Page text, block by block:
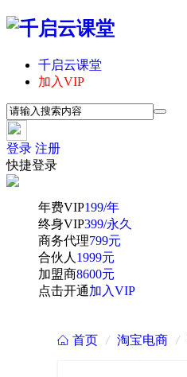
千启云课堂
加入VIP
登录 注册
快捷登录
年费VIP199/年
终身VIP399/永久
商务代理799元
合伙人 1999元
加盟商8600元
点击开通加入VIP
 首页 / 淘宝电商 /